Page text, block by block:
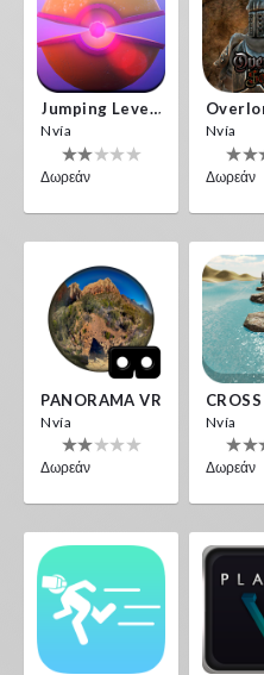
Jumping Levels
Nvía
Δωρεάν
Nvía
Δωρεάν
PANORAMA VR
Nvía
Δωρεάν
Nvía
Δωρεάν